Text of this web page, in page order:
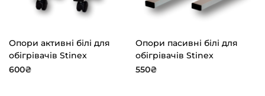
Опори активні білі для
обігрівачів Stinex
600₴
Опори пасивні білі для
обігрівачів Stinex
550₴